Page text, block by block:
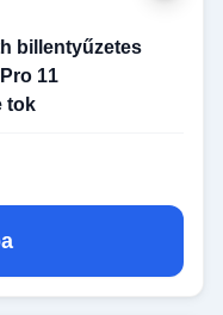
billentyűzetes
11
tok